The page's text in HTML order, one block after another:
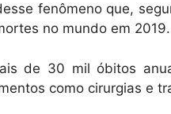
fenômeno que,
no mundo em 2019.
de 30 mil óbitos
como cirurgias e